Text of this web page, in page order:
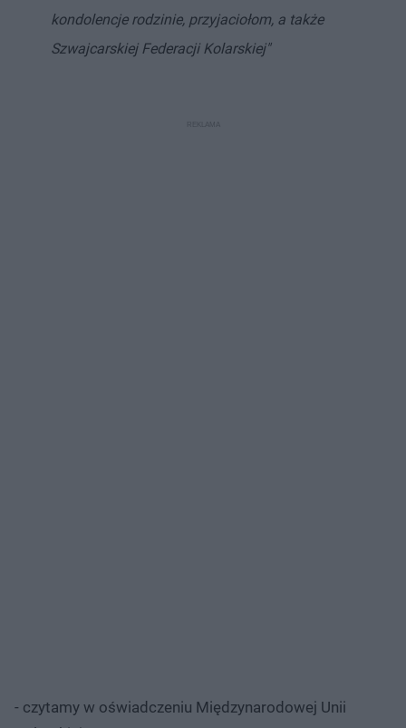
kondolencje rodzinie, przyjaciołom, a także
Szwajcarskiej Federacji Kolarskiej"
- czytamy w oświadczeniu Międzynarodowej Unii